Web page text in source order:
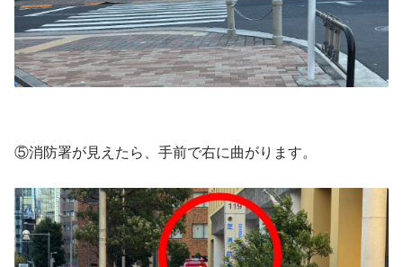
⑤消防署が見えたら、手前で右に曲がります。